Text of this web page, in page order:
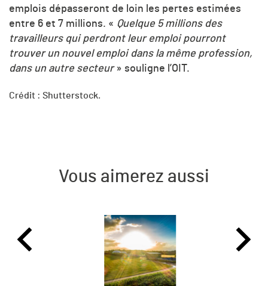
emplois dépasseront de loin les pertes estimées
entre 6 et 7 millions. « Quelque 5 millions des
travailleurs qui perdront leur emploi pourront
trouver un nouvel emploi dans la même profession,
dans un autre secteur» souligne l’OIT.
Crédit : Shutterstock.
Vous aimerez aussi